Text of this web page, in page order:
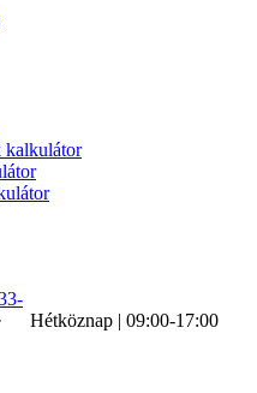
kalkulátor
Hétköznap | 09:00-17:00